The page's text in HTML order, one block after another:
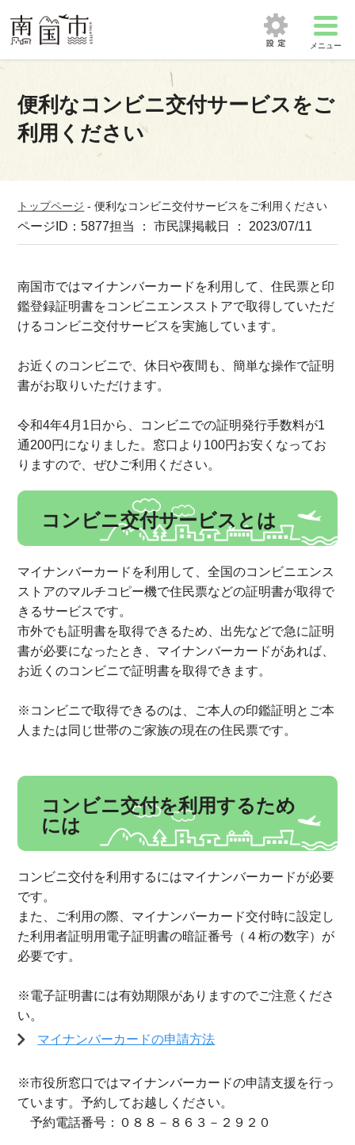
メニュー
便利なコンビニ交付サービスをご
利用ください
トップページ -便利なコンビニ交付サービスをご利用ください
ページID：5877担当 ： 市民課掲載日 ： 2023/07/11
南国市ではマイナンバーカードを利用して、住民票と印
鑑登録証明書をコンビニエンスストアで取得していただ
けるコンビニ交付サービスを実施しています。
お近くのコンビニで、休日や夜間も、簡単な操作で証明
書がお取りいただけます。
令和4年4月1日から、コンビニでの証明発行手数料が1
通200円になりました。窓口より100円お安くなってお
りますので、ぜひご利用ください。
コンビニ交付サービスとは
マイナンバーカードを利用して、全国のコンビニエンス
ストアのマルチコピー機で住民票などの証明書が取得で
きるサービスです。
市外でも証明書を取得できるため、出先などで急に証明
書が必要になったとき、マイナンバーカードがあれば、
お近くのコンビニで証明書を取得できます。
※コンビニで取得できるのは、ご本人の印鑑証明とご本
人または同じ世帯のご家族の現在の住民票です。
コンビニ交付を利用するため
には
コンビニ交付を利用するにはマイナンバーカードが必要
です。
また、ご利用の際、マイナンバーカード交付時に設定し
た利用者証明用電子証明書の暗証番号（４桁の数字）が
必要です。
※電子証明書には有効期限がありますのでご注意くださ
い。
マイナンバーカードの申請方法
※市役所窓口ではマイナンバーカードの申請支援を行っ
ています。予約してお越しください。
予約電話番号：０８８－８６３－２９２０